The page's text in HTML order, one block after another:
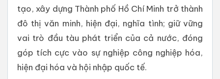
tạo, xây dựng Thành phố Hồ Chí Minh trở thành
đô thị văn minh, hiện đại, nghĩa tình; giữ vững
vai trò đầu tàu phát triển của cả nước, đóng
góp tích cực vào sự nghiệp công nghiệp hóa,
hiện đại hóa và hội nhập quốc tế.